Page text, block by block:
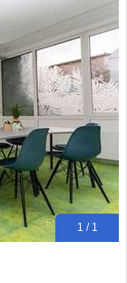
1 / 1